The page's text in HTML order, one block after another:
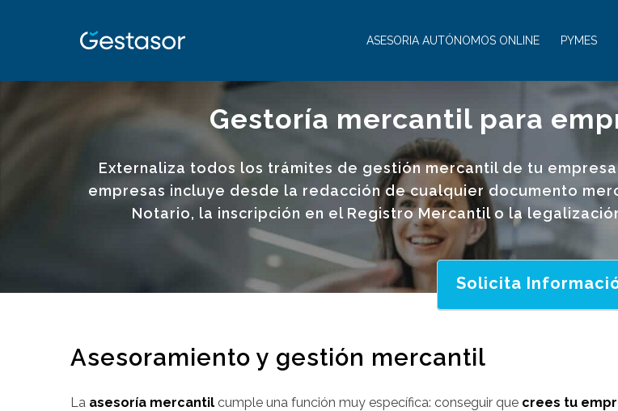
ASESORIA AUTÓNOMOS ONLINE PYMES
Gestoría mercantil para
Externaliza todos los trámites de gestión mercantil de tu
empresas incluye desde la redacción de cualquier documento
Notario, la inscripción en el Registro Mercantil o la
Solicita
Asesoramiento y gestión mercantil
La asesoría mercantil cumple una función muy específica: conseguir que crees tu